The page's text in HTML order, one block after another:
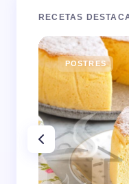
RECETAS
POSTRES